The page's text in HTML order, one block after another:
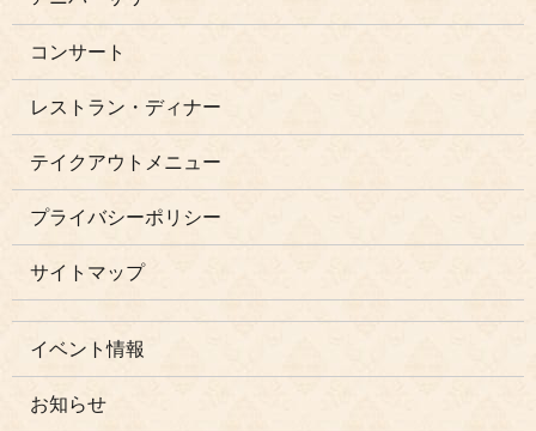
コンサート
レストラン・ディナー
テイクアウトメニュー
プライバシーポリシー
サイトマップ
イベント情報
お知らせ